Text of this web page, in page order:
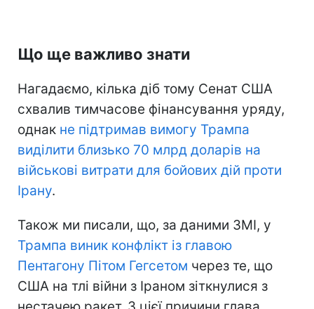
Що ще важливо знати
Нагадаємо, кілька діб тому Сенат США
схвалив тимчасове фінансування уряду,
однак не підтримав вимогу Трампа
виділити близько 70 млрд доларів на
військові витрати для бойових дій проти
Ірану.
Також ми писали, що, за даними ЗМІ, у
Трампа виник конфлікт із главою
Пентагону Пітом Гегсетом через те, що
США на тлі війни з Іраном зіткнулися з